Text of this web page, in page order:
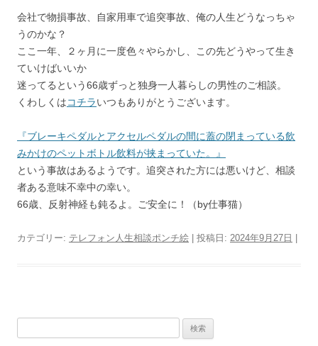
会社で物損事故、自家用車で追突事故、俺の人生どうなっちゃ
うのかな？
ここ一年、２ヶ月に一度色々やらかし、この先どうやって生き
ていけばいいか
迷ってるという66歳ずっと独身一人暮らしの男性のご相談。
くわしくはコチラいつもありがとうございます。
『ブレーキペダルとアクセルペダルの間に蓋の閉まっている飲
みかけのペットボトル飲料が挟まっていた。』
という事故はあるようです。追突された方には悪いけど、相談
者ある意味不幸中の幸い。
66歳、反射神経も鈍るよ。ご安全に！（by仕事猫）
カテゴリー: テレフォン人生相談ポンチ絵 | 投稿日: 2024年9月27日